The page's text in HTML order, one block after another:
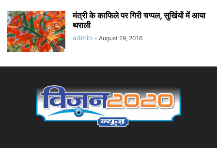
मंत्री के काफिले पर गिरी चप्पल, सुर्खियों में आया
थराली
admin - August 29, 2016